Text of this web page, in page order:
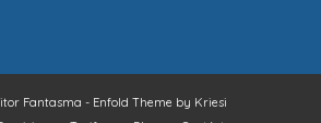
Fantasma - Enfold Theme by Kriesi